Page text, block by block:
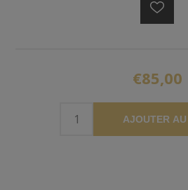
€85,00
AJOUTER AU